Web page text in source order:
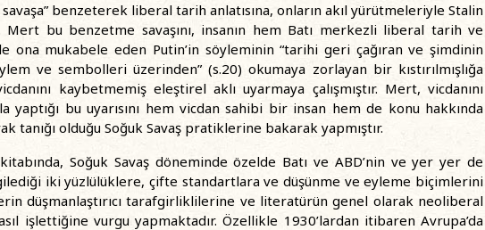
benzeterek liberal tarih anlatısına, onların akıl yürütmeleriyle Stalin
bu benzetme savaşını, insanın hem Batı merkezli liberal tarih ve
ona mukabele eden Putin’in söyleminin “tarihi geri çağıran ve şimdinin
ve sembolleri üzerinden” (s.20) okumaya zorlayan bir kıstırılmışlığa
kaybetmemiş eleştirel aklı uyarmaya çalışmıştır. Mert, vicdanını
bu uyarısını hem vicdan sahibi bir insan hem de konu hakkında
tanığı olduğu Soğuk Savaş pratiklerine bakarak yapmıştır.
kitabında, Soğuk Savaş döneminde özelde Batı ve ABD’nin ve yer yer de
iki yüzlülüklere, çifte standartlara ve düşünme ve eyleme biçimlerini
düşmanlaştırıcı tarafgirliklilerine ve literatürün genel olarak neoliberal
işlettiğine vurgu yapmaktadır. Özellikle 1930’lardan itibaren Avrupa’da